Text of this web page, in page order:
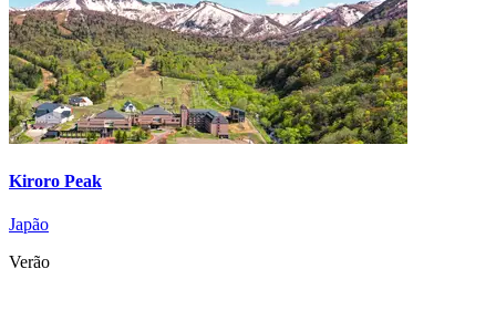
Kiroro Peak
Japão
Verão